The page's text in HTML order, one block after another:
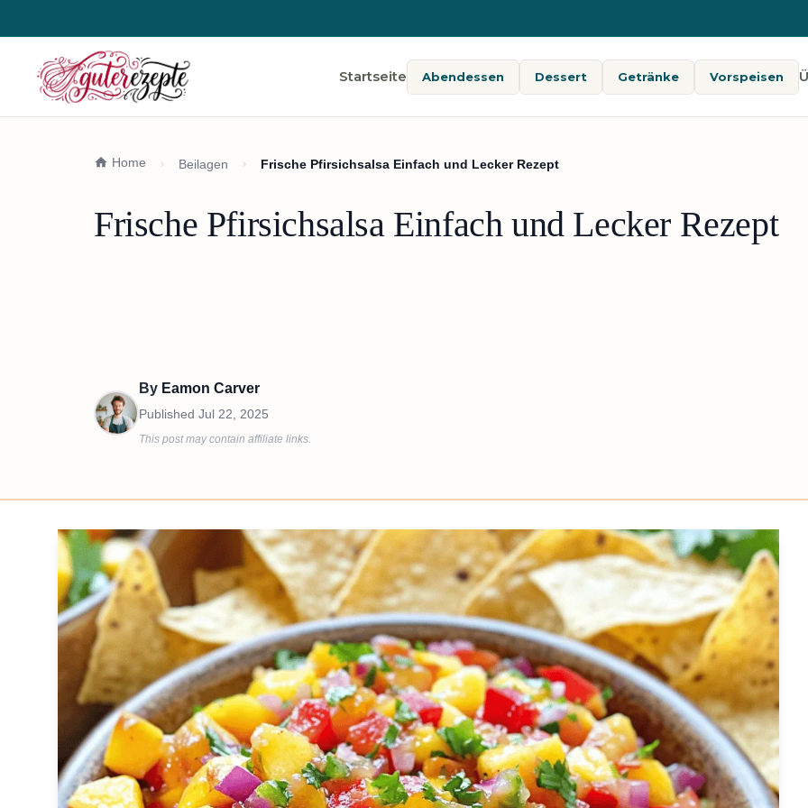
Startseite Abendessen Dessert Getränke Vorspeisen
Home Beilagen Frische Pfirsichsalsa Einfach und Lecker Rezept
Frische Pfirsichsalsa Einfach und Lecker Rezept
By Eamon Carver
Published Jul 22, 2025
This post may contain affiliate links.